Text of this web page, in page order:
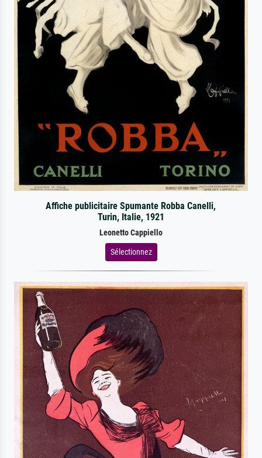
Affiche publicitaire Spumante Robba Canelli,
Turin, Italie, 1921
Leonetto Cappiello
Sélectionnez